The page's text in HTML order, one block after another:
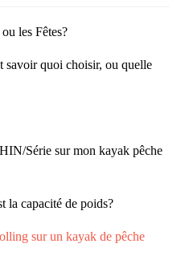
les Fêtes?
savoir quoi choisir, ou quelle
Série sur mon kayak pêche
la capacité de poids?
sur un kayak de pêche